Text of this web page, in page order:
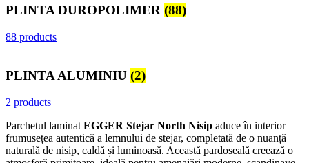
PLINTA DUROPOLIMER (88)
88 products
PLINTA ALUMINIU (2)
2 products
Parchetul laminat EGGER Stejar North Nisip aduce în interior
frumusețea autentică a lemnului de stejar, completată de o nuanță
naturală de nisip, caldă și luminoasă. Această pardoseală creează o